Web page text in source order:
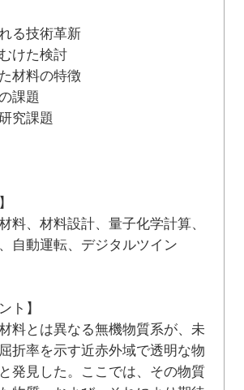
る技術革新
けた検討
材料の特徴
課題
究課題
料、材料設計、量子化学計算、
自動運転、デジタルツイン
ト】
料とは異なる無機物質系が、未
折率を示す近赤外域で透明な物
発見した。ここでは、その物質